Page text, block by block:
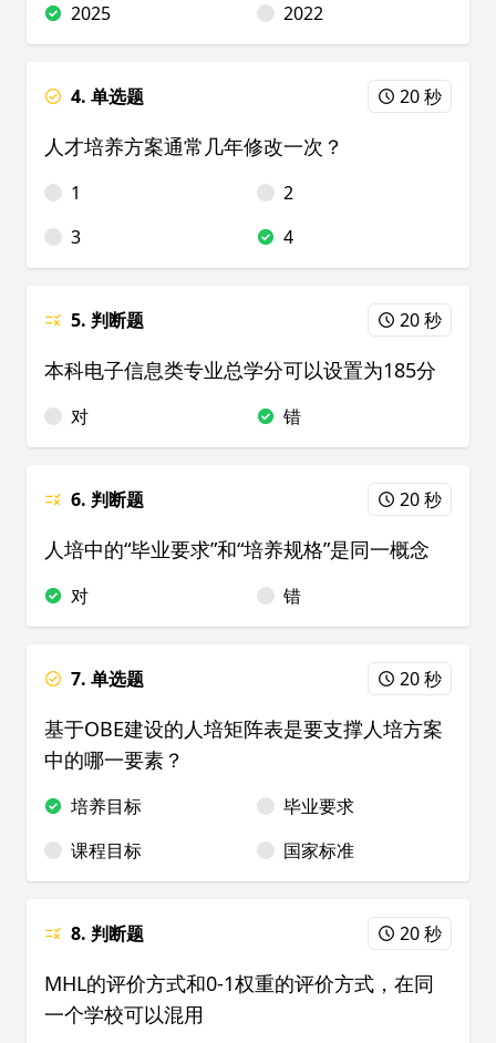
2025
2022
4. 单选题 20 秒
人才培养方案通常几年修改一次？
1
2
3
4
5. 判断题 20 秒
本科电子信息类专业总学分可以设置为185分
对 错
6. 判断题 20 秒
人培中的“毕业要求”和“培养规格”是同一概念
对 错
7. 单选题 20 秒
基于OBE建设的人培矩阵表是要支撑人培方案
中的哪一要素？
培养目标
毕业要求
课程目标
国家标准
8. 判断题 20 秒
MHL的评价方式和0-1权重的评价方式，在同
一个学校可以混用